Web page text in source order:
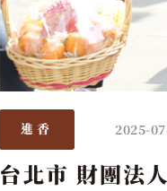
進香 2025-
台北市 財團法